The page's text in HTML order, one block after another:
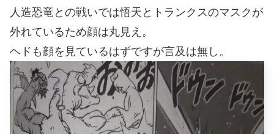
人造恐竜との戦いでは悟天とトランクスのマスクが
外れているため顔は丸見え。
ヘドも顔を見ているはずですが言及は無し。